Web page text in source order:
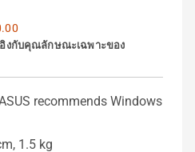
งกับคุณลักษณะเฉพาะของ
recommends Windows
1.5 kg